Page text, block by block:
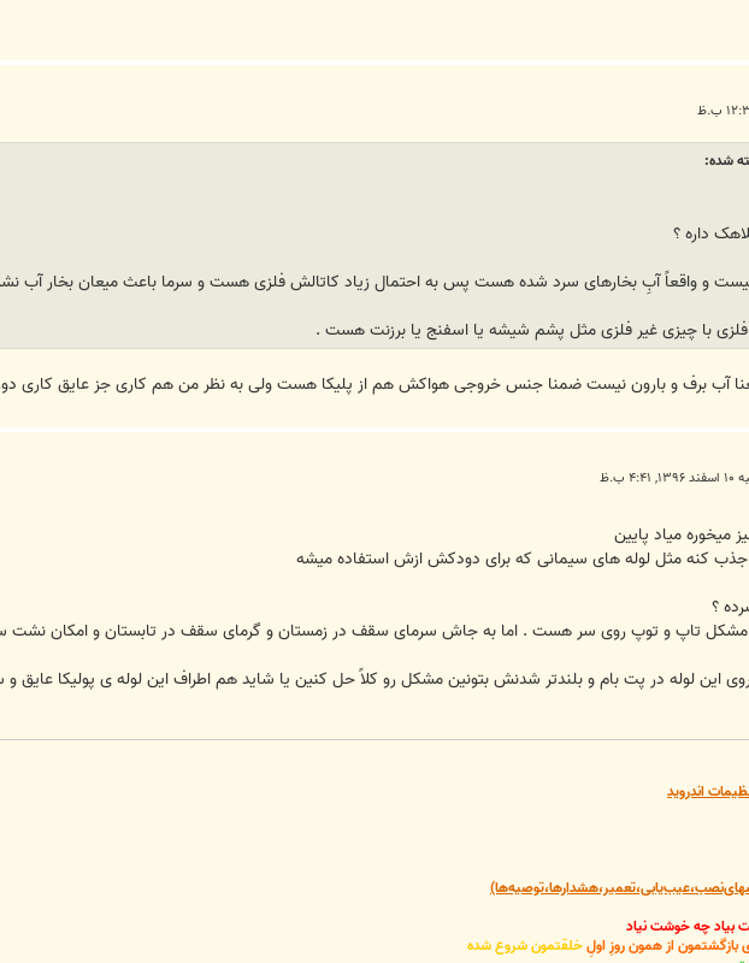
داره ؟
نیست و واقعاً آبِ بخارهای سرد شده هست پس به احتمال زیاد کاتالش فلزی هست و سرما باعث میعان بخار آب
با چیزی غیر فلزی مثل پشم شیشه یا اسفنج یا برزنت هست .
آب برف و بارون نیست ضمنا جنس خروجی هواکش هم از پلیکا هست ولی به نظر من هم کاری جز عایق کاری دور
ب.ظ
میخوره میاد پایین
جذب کنه مثل لوله های سیمانی که برای دودکش ازش استفاده میشه
؟
مشکل تاپ و توپ روی سر هست . اما به جاش سرمای سقف در زمستان و گرمای سقف در تابستان و امکان
نصب یک لوله سیمانی 2 متری روی این لوله در پت بام و بلندتر شدنش بتونین مشکل رو کلاً حل کنین یا شاید هم اطراف این لوله ی
اندروید
بیاد چه خوشت نیاد
از همون روزِ اولِخلقتمون شروع شده